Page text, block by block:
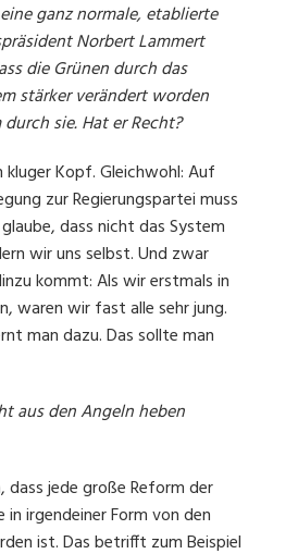
ganz normale, etablierte
Norbert Lammert
die Grünen durch das
stärker verändert worden
sie. Hat er Recht?
Kopf. Gleichwohl: Auf
zur Regierungspartei muss
dass nicht das System
wir uns selbst. Und zwar
kommt: Als wir erstmals in
waren wir fast alle sehr jung.
man dazu. Das sollte man
aus den Angeln heben
jede große Reform der
in irgendeiner Form von den
ist. Das betrifft zum Beispiel